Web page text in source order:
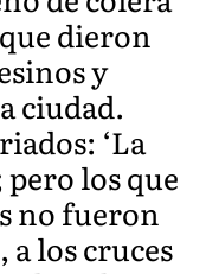
dieron
y
ciudad.
‘La
los que
no fueron
a los cruces